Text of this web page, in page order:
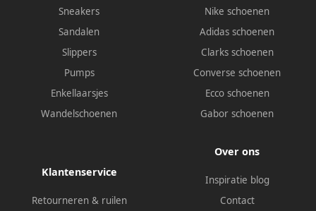
Sneakers
Sandalen
Slippers
Pumps
Enkellaarsjes
Wandelschoenen
Nike schoenen
Adidas schoenen
Clarks schoenen
Converse schoenen
Ecco schoenen
Gabor schoenen
Klantenservice
Retourneren & ruilen
Over ons
Inspiratie blog
Contact